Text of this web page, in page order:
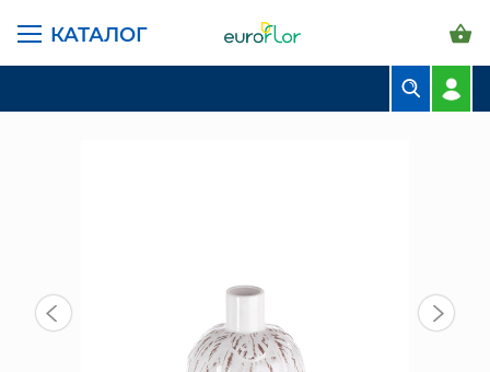
КАТАЛОГ
КОМНАТНЫЕ РАСТЕНИЯ
ГОРШКИ И КАШПО
ГЛАВНАЯ СТРАНИЦА КАТАЛОГ ВАЗЫ
КЕРАМИЧЕСКИЕ